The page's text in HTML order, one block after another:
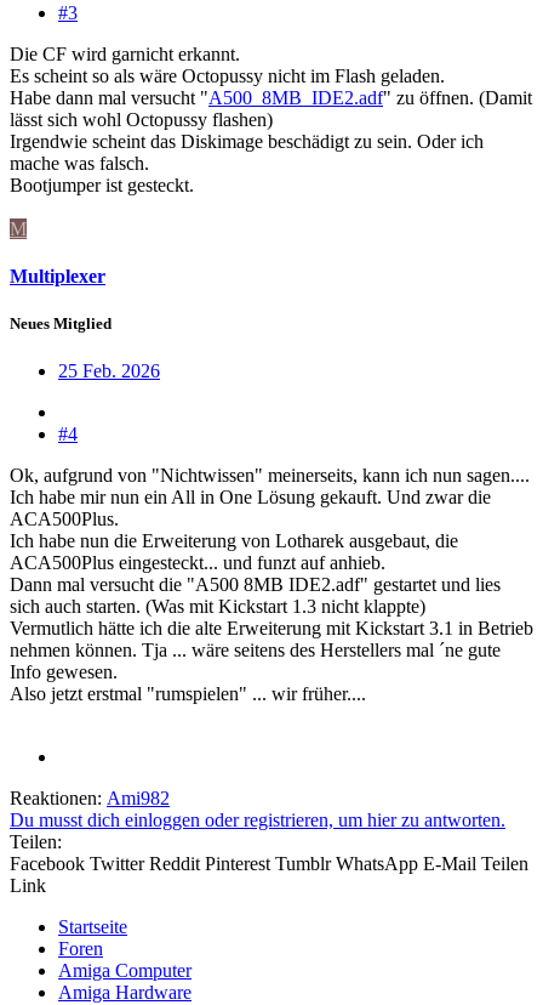
#3
Die CF wird garnicht erkannt.
Es scheint so als wäre Octopussy nicht im Flash geladen.
Habe dann mal versucht "A500_8MB_IDE2.adf" zu öffnen. (Damit
lässt sich wohl Octopussy flashen)
Irgendwie scheint das Diskimage beschädigt zu sein. Oder ich
mache was falsch.
Bootjumper ist gesteckt.
M
Multiplexer
Neues Mitglied
25 Feb. 2026
#4
Ok, aufgrund von "Nichtwissen" meinerseits, kann ich nun sagen....
Ich habe mir nun ein All in One Lösung gekauft. Und zwar die
ACA500Plus.
Ich habe nun die Erweiterung von Lotharek ausgebaut, die
ACA500Plus eingesteckt... und funzt auf anhieb.
Dann mal versucht die "A500 8MB IDE2.adf" gestartet und lies
sich auch starten. (Was mit Kickstart 1.3 nicht klappte)
Vermutlich hätte ich die alte Erweiterung mit Kickstart 3.1 in Betrieb
nehmen können. Tja ... wäre seitens des Herstellers mal ´ne gute
Info gewesen.
Also jetzt erstmal "rumspielen" ... wir früher....
Reaktionen: Ami982
Du musst dich einloggen oder registrieren, um hier zu antworten.
Teilen:
Facebook Twitter Reddit Pinterest Tumblr WhatsApp E-Mail Teilen
Link
Startseite
Foren
Amiga Computer
Amiga Hardware